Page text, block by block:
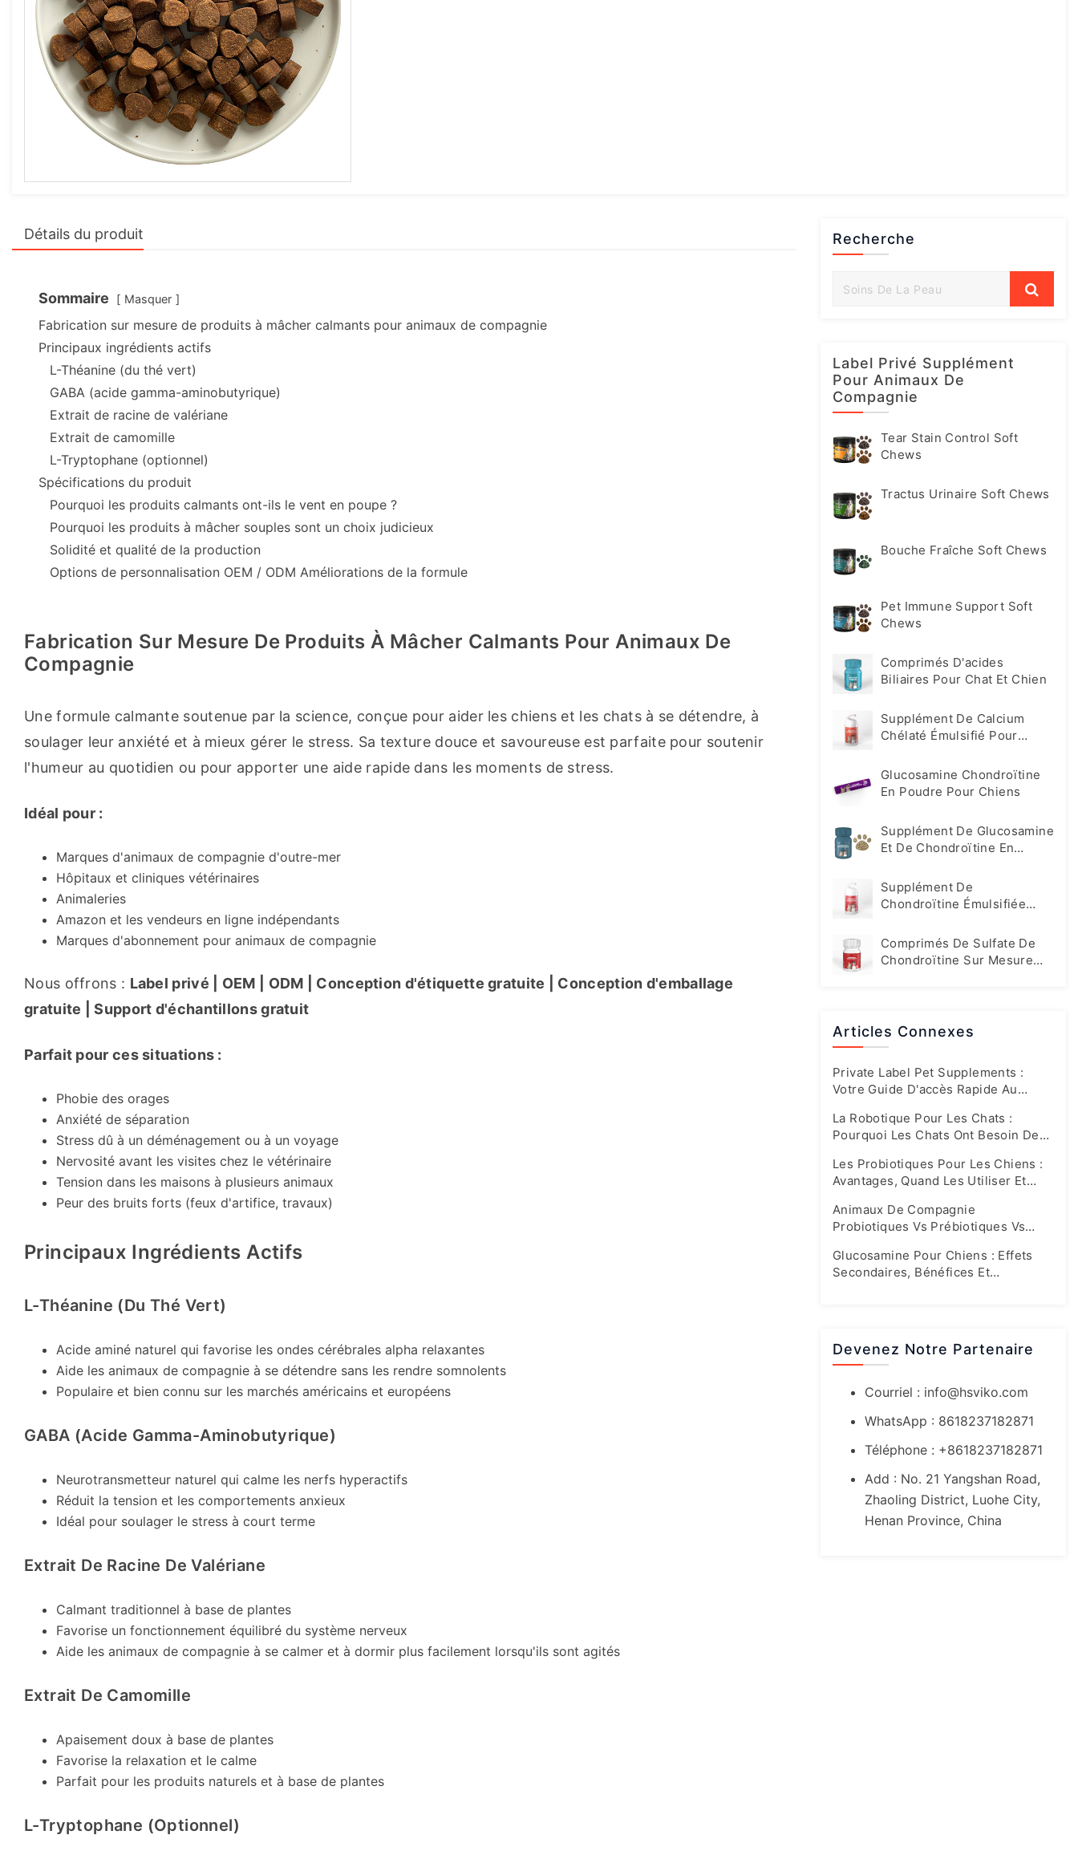
Détails du produit
Sommaire Masquer
Fabrication sur mesure de produits à mâcher calmants pour animaux de compagnie
Principaux ingrédients actifs
L-Théanine (du thé vert)
GABA (acide gamma-aminobutyrique)
Extrait de racine de valériane
Extrait de camomille
L-Tryptophane (optionnel)
Spécifications du produit
Pourquoi les produits calmants ont-ils le vent en poupe ?
Pourquoi les produits à mâcher souples sont un choix judicieux
Solidité et qualité de la production
Options de personnalisation OEM / ODM Améliorations de la formule
Fabrication Sur Mesure De Produits À Mâcher Calmants Pour Animaux De
Compagnie
Une formule calmante soutenue par la science, conçue pour aider les chiens et les chats à se détendre, à
soulager leur anxiété et à mieux gérer le stress. Sa texture douce et savoureuse est parfaite pour soutenir
l'humeur au quotidien ou pour apporter une aide rapide dans les moments de stress.
Idéal pour :
Marques d'animaux de compagnie d'outre-mer
Hôpitaux et cliniques vétérinaires
Animaleries
Amazon et les vendeurs en ligne indépendants
Marques d'abonnement pour animaux de compagnie
Nous offrons : Label privé | OEM | ODM | Conception d'étiquette gratuite | Conception d'emballage
gratuite | Support d'échantillons gratuit
Parfait pour ces situations :
Phobie des orages
Anxiété de séparation
Stress dû à un déménagement ou à un voyage
Nervosité avant les visites chez le vétérinaire
Tension dans les maisons à plusieurs animaux
Peur des bruits forts (feux d'artifice, travaux)
Principaux Ingrédients Actifs
L-Théanine (du Thé Vert)
Acide aminé naturel qui favorise les ondes cérébrales alpha relaxantes
Aide les animaux de compagnie à se détendre sans les rendre somnolents
Populaire et bien connu sur les marchés américains et européens
GABA (acide Gamma-Aminobutyrique)
Neurotransmetteur naturel qui calme les nerfs hyperactifs
Réduit la tension et les comportements anxieux
Idéal pour soulager le stress à court terme
Extrait De Racine De Valériane
Calmant traditionnel à base de plantes
Favorise un fonctionnement équilibré du système nerveux
Aide les animaux de compagnie à se calmer et à dormir plus facilement lorsqu'ils sont agités
Extrait De Camomille
Apaisement doux à base de plantes
Favorise la relaxation et le calme
Parfait pour les produits naturels et à base de plantes
L-Tryptophane (optionnel)
Recherche
Label Privé Supplément
Pour Animaux De
Compagnie
Tear Stain Control Soft
Chews
Tractus Urinaire Soft Chews
Bouche Fraîche Soft Chews
Pet Immune Support Soft
Chews
Comprimés D'acides
Biliaires Pour Chat Et Chien
Supplément De Calcium
Chélaté Émulsifié Pour
Glucosamine Chondroïtine
En Poudre Pour Chiens
Supplément De Glucosamine
Et De Chondroïtine En
Supplément De
Chondroïtine Émulsifiée
Comprimés De Sulfate De
Chondroïtine Sur Mesure
Articles Connexes
Private Label Pet Supplements :
Votre Guide D'accès Rapide Au
La Robotique Pour Les Chats :
Pourquoi Les Chats Ont Besoin De
Les Probiotiques Pour Les Chiens :
Avantages, Quand Les Utiliser Et
Animaux De Compagnie
Probiotiques Vs Prébiotiques Vs
Santé De L'intestin
Glucosamine Pour Chiens : Effets
Secondaires, Bénéfices Et
Devenez Notre Partenaire
Courriel : info@hsviko.com
WhatsApp : 8618237182871
Téléphone : +8618237182871
Add : No. 21 Yangshan Road,
Zhaoling District, Luohe City,
Henan Province, China